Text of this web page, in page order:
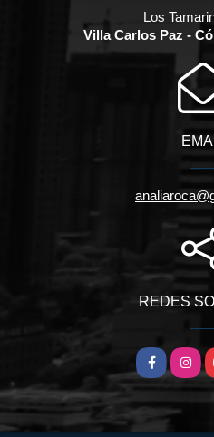
Los
Villa Carlos Paz -
REDES
Facebook